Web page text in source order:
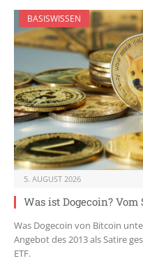
BASISWISSEN
5. AUGUST 2026
Was ist Dogecoin?
Was Dogecoin von Bitcoin
Angebot des 2013 als Satire
ETF.